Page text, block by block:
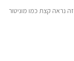
נראה קצת כמו מוניטור